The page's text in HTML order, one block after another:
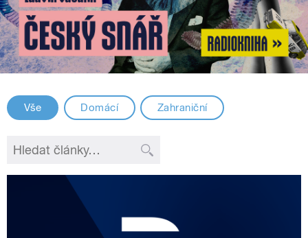
Vše Domácí Zahraniční